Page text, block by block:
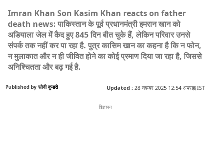
Imran Khan Son Kasim Khan reacts on father
death news: पाकिस्तान के पूर्व प्रधानमंत्री इमरान खान को
अडियाला जेल में कैद हुए 845 दिन बीत चुके हैं, लेकिन परिवार उनसे
संपर्क तक नहीं कर पा रहा है. पुत्र कासिम खान का कहना है कि न फोन,
न मुलाकात और न ही जीवित होने का कोई प्रमाण दिया जा रहा है, जिससे
अनिश्चितता और बढ़ गई है.
Published by सोनी कुमारी Updated : 28 नवम्बर 2025 12:54 अपराह्न IST
विज्ञापन